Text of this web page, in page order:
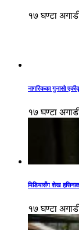
१७ घण्टा
नागरिकका गुनासो
१७ घण्टा
मिडियासँग शेख
१७ घण्टा